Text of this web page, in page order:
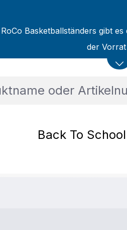
Basketballständers gibt
der
Back To